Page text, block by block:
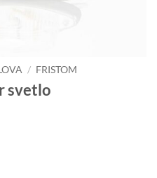
/ FRISTOM
svetlo